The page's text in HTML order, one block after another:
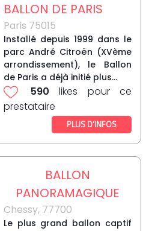
BALLON DE PARIS
Paris 75015
Installé depuis 1999 dans le
parc André Citroën (XVème
arrondissement), le Ballon
de Paris a déjà initié plus...
590 likes pour ce
prestataire
PLUS D’INFOS
BALLON
PANORAMAGIQUE
Chessy, 77700
Le plus grand ballon captif